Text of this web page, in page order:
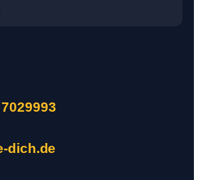
dich.de